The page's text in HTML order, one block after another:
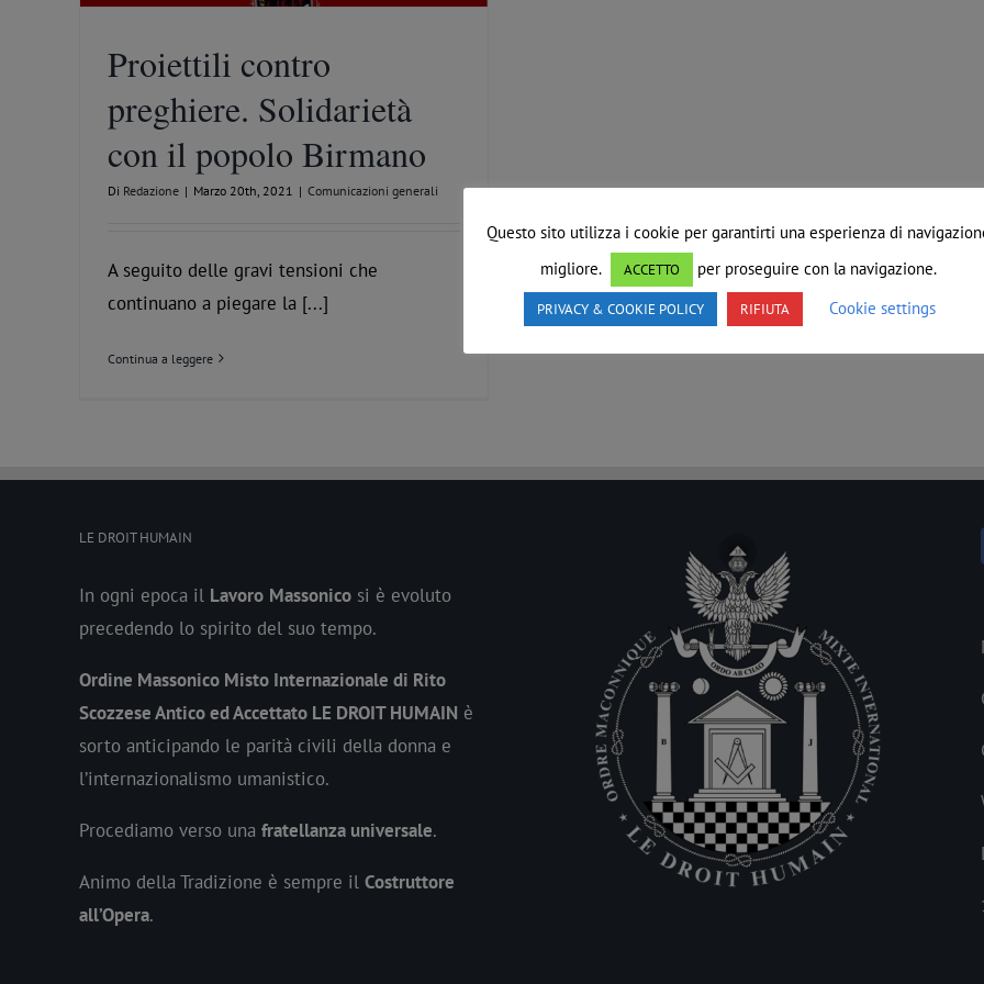
Proiettili contro
preghiere. Solidarietà
con il popolo Birmano
Di Redazione | Marzo 20th, 2021 | Comunicazioni generali
A seguito delle gravi tensioni che
continuano a piegare la [...]
Continua a leggere
LE DROIT HUMAIN
In ogni epoca il Lavoro Massonico si è evoluto
precedendo lo spirito del suo tempo.
Ordine Massonico Misto Internazionale di Rito
Scozzese Antico ed Accettato LE DROIT HUMAIN è
sorto anticipando le parità civili della donna e
l’internazionalismo umanistico.
Procediamo verso una fratellanza universale.
Animo della Tradizione è sempre il Costruttore
all’Opera.
Questo sito utilizza i cookie per garantirti una esperienza di
migliore.
ACCETTO per proseguire con la navigazione.
PRIVACY & COOKIE POLICY RIFIUTA Cookie settings